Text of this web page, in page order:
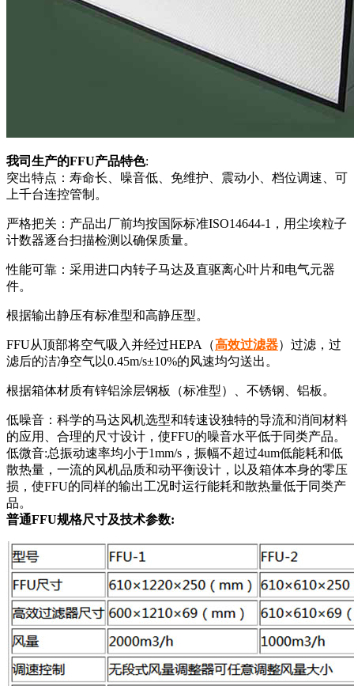
我司生产的FFU产品特色:
突出特点：寿命长、噪音低、免维护、震动小、档位调速、可
上千台连控管制。
严格把关：产品出厂前均按国际标准ISO14644-1，用尘埃粒子
计数器逐台扫描检测以确保质量。
性能可靠：采用进口内转子马达及直驱离心叶片和电气元器
件。
根据输出静压有标准型和高静压型。
FFU从顶部将空气吸入并经过HEPA（高效过滤器）过滤，过
滤后的洁净空气以0.45m/s±10%的风速均匀送出。
根据箱体材质有锌铝涂层钢板（标准型）、不锈钢、铝板。
低噪音：科学的马达风机选型和转速设独特的导流和消间材料
的应用、合理的尺寸设计，使FFU的噪音水平低于同类产品。
低微音:总振动速率均小于1mm/s，振幅不超过4um低能耗和低
散热量，一流的风机品质和动平衡设计，以及箱体本身的零压
损，使FFU的同样的输出工况时运行能耗和散热量低于同类产
品。
普通FFU规格尺寸及技术参数: